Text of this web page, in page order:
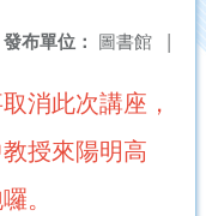
發布單位： 圖書館 |
消此次講座，
授來陽明高
。